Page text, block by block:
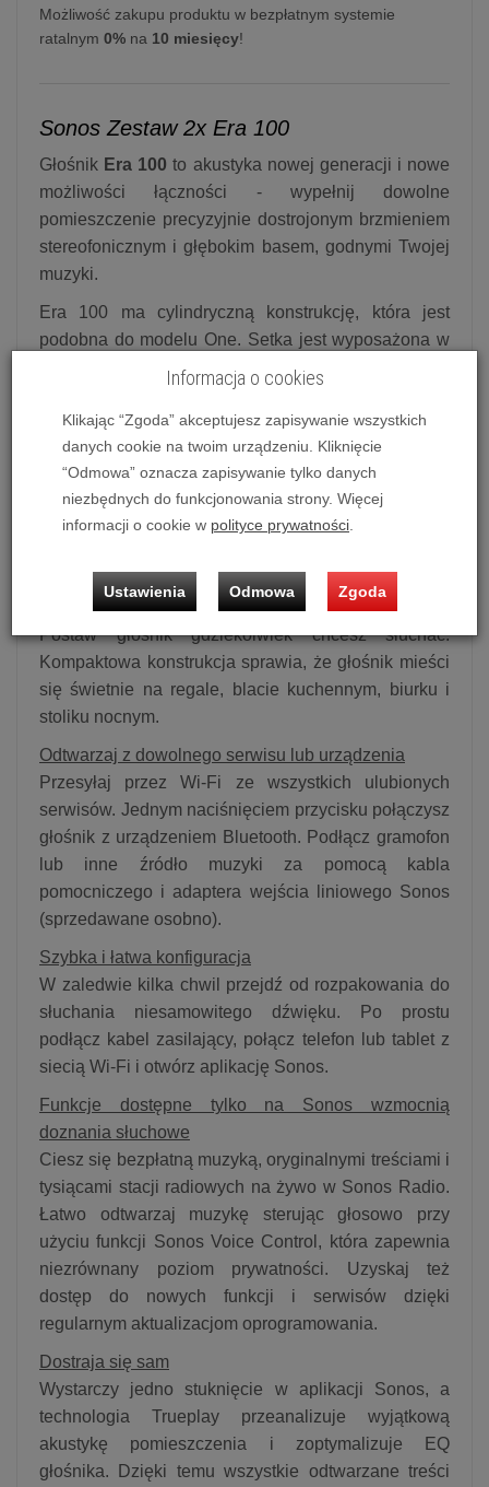
Możliwość zakupu produktu w bezpłatnym systemie
ratalnym 0% na 10 miesięcy!
Sonos Zestaw 2x Era 100
Głośnik Era 100 to akustyka nowej generacji i nowe
możliwości łączności - wypełnij dowolne
pomieszczenie precyzyjnie dostrojonym brzmieniem
stereofonicznym i głębokim basem, godnymi Twojej
muzyki.
Era 100 ma cylindryczną konstrukcję, która jest
podobna do modelu One. Setka jest wyposażona w
suwak głośności umieszczony w górnej części
głośnika, wraz z innymi przyciskami sterującymi.
Rewelacyjna moc brzmienia
Architektura akustyczna następnej generacji z
dwoma głośnikami wysokotonowymi jest
obsługiwana przez procesor, szybszy o 47%, który
większy o 25% głośnik średniotonowy pogłębia basy.
Mały rozmiar, wielka wszechstronność
Postaw głośnik gdziekolwiek chcesz słuchać.
Kompaktowa konstrukcja sprawia, że głośnik mieści
się świetnie na regale, blacie kuchennym, biurku i
stoliku nocnym.
Odtwarzaj z dowolnego serwisu lub urządzenia
Przesyłaj przez Wi-Fi ze wszystkich ulubionych
serwisów. Jednym naciśnięciem przycisku połączysz
głośnik z urządzeniem Bluetooth. Podłącz gramofon
lub inne źródło muzyki za pomocą kabla
pomocniczego i adaptera wejścia liniowego Sonos
(sprzedawane osobno).
Szybka i łatwa konfiguracja
W zaledwie kilka chwil przejdź od rozpakowania do
słuchania niesamowitego dźwięku. Po prostu
podłącz kabel zasilający, połącz telefon lub tablet z
siecią Wi-Fi i otwórz aplikację Sonos.
Funkcje dostępne tylko na Sonos wzmocnią
doznania słuchowe
Ciesz się bezpłatną muzyką, oryginalnymi treściami i
tysiącami stacji radiowych na żywo w Sonos Radio.
Łatwo odtwarzaj muzykę sterując głosowo przy
użyciu funkcji Sonos Voice Control, która zapewnia
niezrównany poziom prywatności. Uzyskaj też
dostęp do nowych funkcji i serwisów dzięki
regularnym aktualizacjom oprogramowania.
Dostraja się sam
Wystarczy jedno stuknięcie w aplikacji Sonos, a
technologia Trueplay przeanalizuje wyjątkową
akustykę pomieszczenia i zoptymalizuje EQ
głośnika. Dzięki temu wszystkie odtwarzane treści
Informacja o cookies
Klikając “Zgoda” akceptujesz zapisywanie wszystkich
danych cookie na twoim urządzeniu. Kliknięcie
“Odmowa” oznacza zapisywanie tylko danych
niezbędnych do funkcjonowania strony. Więcej
informacji o cookie w polityce prywatności.
Ustawienia Odmowa Zgoda